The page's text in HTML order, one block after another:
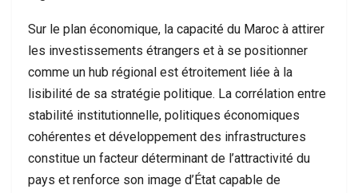
Sur le plan économique, la capacité du Maroc à attirer
les investissements étrangers et à se positionner
comme un hub régional est étroitement liée à la
lisibilité de sa stratégie politique. La corrélation entre
stabilité institutionnelle, politiques économiques
cohérentes et développement des infrastructures
constitue un facteur déterminant de l’attractivité du
pays et renforce son image d’État capable de